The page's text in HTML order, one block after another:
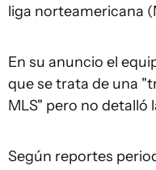
liga norteamericana
En su anuncio el
que se trata de una
MLS" pero no detalló
Según reportes